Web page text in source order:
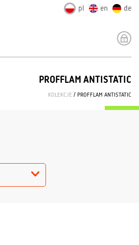
pl en de
PROFFLAM ANTISTATIC
KOLEKCJE / PROFFLAM ANTISTATIC